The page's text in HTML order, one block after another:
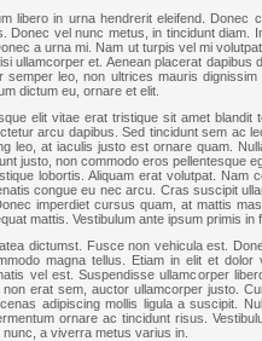
libero in urna hendrerit eleifend.
Donec vel nunc metus, in tincidunt diam.
a urna mi. Nam ut turpis vel mi
ullamcorper et. Aenean placerat
semper leo, non ultrices mauris
dictum eu, ornare et elit.
elit vitae erat tristique sit amet
arcu dapibus. Sed tincidunt sem ac
leo, at iaculis justo est ornare quam.
justo, non commodo eros pellentesque
lobortis. Aliquam erat volutpat. Nam
congue eu nec arcu. Cras suscipit
imperdiet cursus quam, at mattis
mattis. Vestibulum ante ipsum primis
dictumst. Fusce non vehicula est.
magna tellus. Etiam in elit et
vel est. Suspendisse ullamcorper
erat sem, auctor ullamcorper justo.
adipiscing mollis ligula a suscipit.
ornare ac tincidunt risus.
a viverra metus varius in.